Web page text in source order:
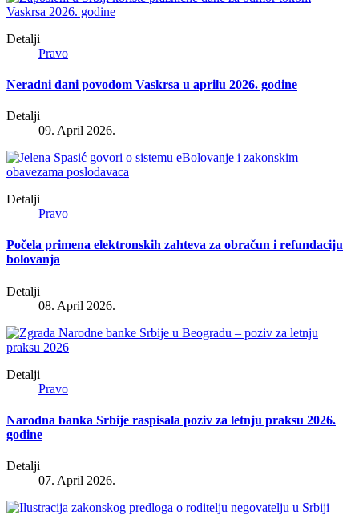
Detalji
Pravo
Neradni dani povodom Vaskrsa u aprilu 2026. godine
Detalji
09. April 2026.
Detalji
Pravo
Počela primena elektronskih zahteva za obračun i refundaciju
bolovanja
Detalji
08. April 2026.
Detalji
Pravo
Narodna banka Srbije raspisala poziv za letnju praksu 2026.
godine
Detalji
07. April 2026.